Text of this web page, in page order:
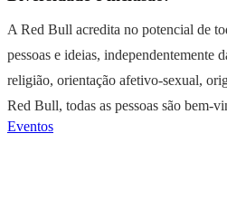
A Red Bull acredita no potencial de
pessoas e ideias, independentemente
religião, orientação afetivo-sexual,
Red Bull, todas as pessoas são bem-
Eventos